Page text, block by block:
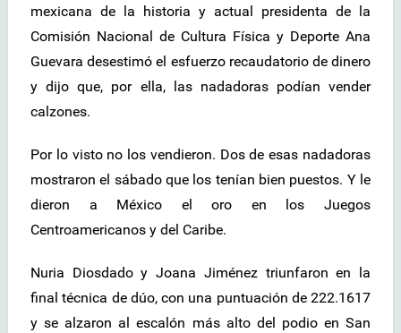
mexicana de la historia y actual presidenta de la
Comisión Nacional de Cultura Física y Deporte Ana
Guevara desestimó el esfuerzo recaudatorio de dinero
y dijo que, por ella, las nadadoras podían vender
calzones.
Por lo visto no los vendieron. Dos de esas nadadoras
mostraron el sábado que los tenían bien puestos. Y le
dieron a México el oro en los Juegos
Centroamericanos y del Caribe.
Nuria Diosdado y Joana Jiménez triunfaron en la
final técnica de dúo, con una puntuación de 222.1617
y se alzaron al escalón más alto del podio en San